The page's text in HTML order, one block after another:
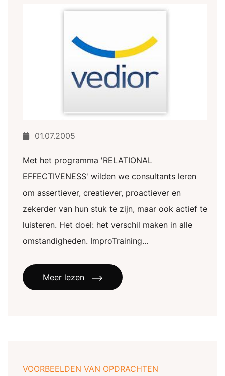
01.07.2005
Met het programma 'RELATIONAL
EFFECTIVENESS' wilden we consultants leren
om assertiever, creatiever, proactiever en
zekerder van hun stuk te zijn, maar ook actief te
luisteren. Het doel: het verschil maken in alle
omstandigheden. ImproTraining...
Meer lezen
VOORBEELDEN VAN OPDRACHTEN